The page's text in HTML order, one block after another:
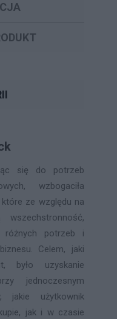
się do potrzeb
wzbogaciła
ze względu na
potrzeb i
Celem, jaki
było uzyskanie
jednoczesnym
jakie użytkownik
jak i w czasie